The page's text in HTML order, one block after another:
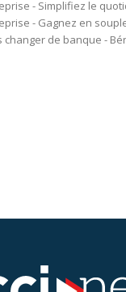
- Simplifiez le
- Gagnez en
changer de banque -